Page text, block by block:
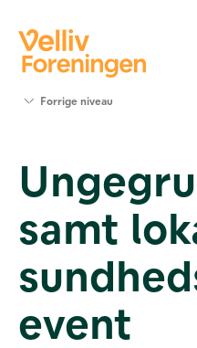
Værktøjer
og viden
Foreningen
os
Forrige niveau
samt
event